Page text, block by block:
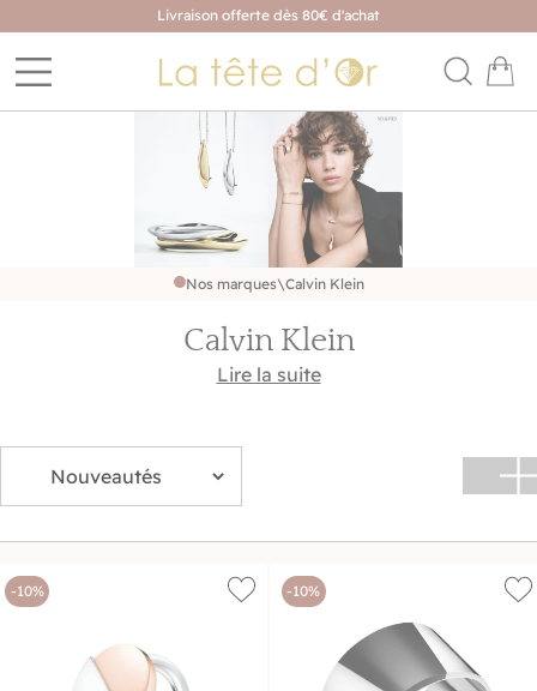
Livraison offerte dès 80€ d'achat
Nos marques\Calvin Klein
Calvin Klein
Retrouvez le style Calvin Klein dans une collection de
intemporel.
Lire la suite
-10% -10%